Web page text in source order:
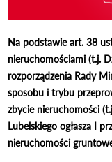
Na podstawie art. 38
nieruchomościami (t.j.
rozporządzenia Rady
sposobu i trybu
zbycie nieruchomości
Lubelskiego ogłasza I
nieruchomości